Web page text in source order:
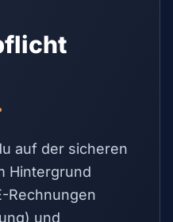
auf der sicheren
Hintergrund
Rechnungen
und